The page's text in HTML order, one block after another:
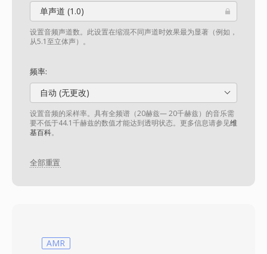
单声道 (1.0)
设置音频声道数。此设置在缩混不同声道时效果最为显著（例如，
从5.1至立体声）。
频率:
自动 (无更改)
设置音频的采样率。具有全频谱（20赫兹— 20千赫兹）的音乐需
要不低于44.1千赫兹的数值才能达到透明状态。更多信息请参见维
基百科。
全部重置
AMR